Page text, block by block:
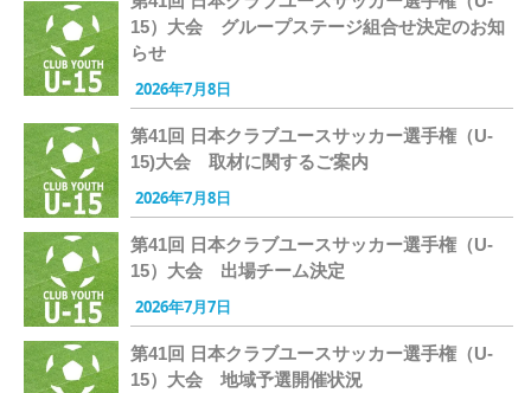
15）大会 グループステージ組合せ決定のお知
らせ
2026年7月8日
第41回 日本クラブユースサッカー選手権（U-
15)大会 取材に関するご案内
2026年7月8日
第41回 日本クラブユースサッカー選手権（U-
15）大会 出場チーム決定
2026年7月7日
第41回 日本クラブユースサッカー選手権（U-
15）大会 地域予選開催状況